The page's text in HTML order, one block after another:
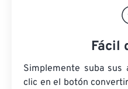
Fácil
Simplemente suba sus
clic en el botón